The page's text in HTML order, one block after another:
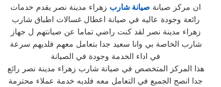
ان مركز صيانة صيانة شارب زهراء مدينة نصر يقدم خدمات
رائعة وجودة عاليه في صيانة اعطال غسالات اطباق شارب
زهراء مدينة نصر لقد كنت راضي تماما عن صيانتهم ل جهاز
شارب الخاصة بي وانا سعيد جدا بتعامل معهم فلديهم سرعة
في اداء الخدمة وجودة في الصيانة
هذا المركز المتخصص في صيانة شارب زهراء مدينة نصر رائع
جدا انصح الجميع في التعامل معه فلديه خدمة عملاء محترمة